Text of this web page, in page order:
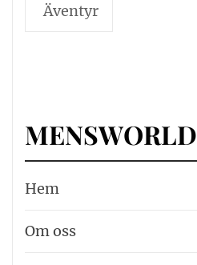
Äventyr
MENSWORLD
Hem
Om oss